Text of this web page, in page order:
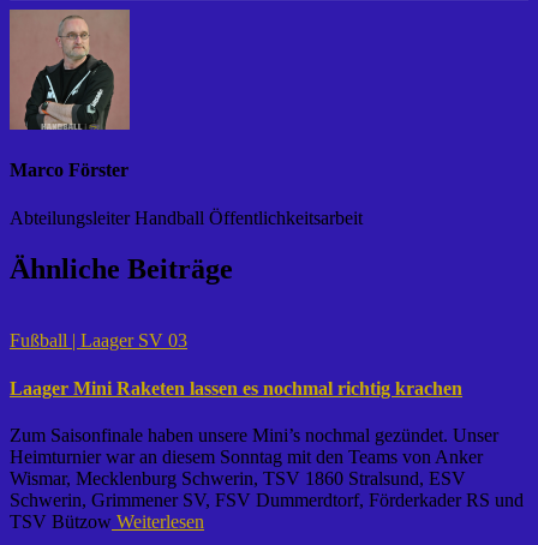
Marco Förster
Abteilungsleiter Handball Öffentlichkeitsarbeit
Ähnliche Beiträge
Fußball | Laager SV 03
Laager Mini Raketen lassen es nochmal richtig krachen
Zum Saisonfinale haben unsere Mini’s nochmal gezündet. Unser
Heimturnier war an diesem Sonntag mit den Teams von Anker
Wismar, Mecklenburg Schwerin, TSV 1860 Stralsund, ESV
Schwerin, Grimmener SV, FSV Dummerdtorf, Förderkader RS und
TSV Bützow Weiterlesen